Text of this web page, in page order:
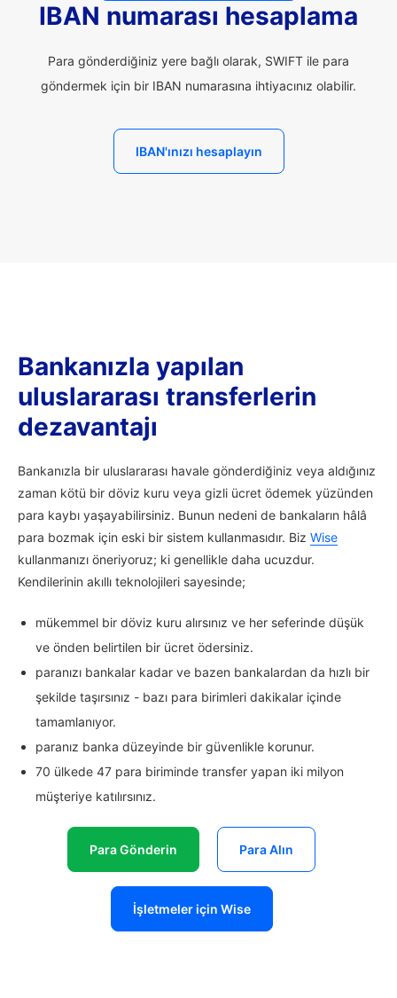
IBAN numarası hesaplama
Para gönderdiğiniz yere bağlı olarak, SWIFT ile para
göndermek için bir IBAN numarasına ihtiyacınız olabilir.
IBAN'ınızı hesaplayın
Bankanızla yapılan
uluslararası transferlerin
dezavantajı
Bankanızla bir uluslararası havale gönderdiğiniz veya aldığınız
zaman kötü bir döviz kuru veya gizli ücret ödemek yüzünden
para kaybı yaşayabilirsiniz. Bunun nedeni de bankaların hâlâ
para bozmak için eski bir sistem kullanmasıdır. Biz Wise
kullanmanızı öneriyoruz; ki genellikle daha ucuzdur.
Kendilerinin akıllı teknolojileri sayesinde;
mükemmel bir döviz kuru alırsınız ve her seferinde düşük
ve önden belirtilen bir ücret ödersiniz.
paranızı bankalar kadar ve bazen bankalardan da hızlı bir
şekilde taşırsınız - bazı para birimleri dakikalar içinde
tamamlanıyor.
paranız banka düzeyinde bir güvenlikle korunur.
70 ülkede 47 para biriminde transfer yapan iki milyon
müşteriye katılırsınız.
Para Gönderin Para Alın
İşletmeler için Wise